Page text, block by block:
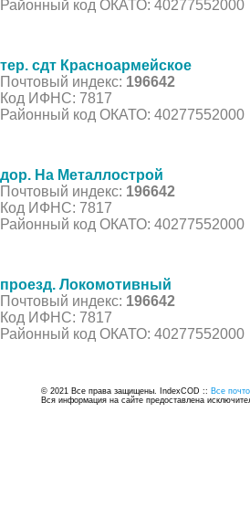
Районный код ОКАТО: 40277552000
тер. сдт Красноармейское
Почтовый индекс: 196642
Код ИФНС: 7817
Районный код ОКАТО: 40277552000
дор. На Металлострой
Почтовый индекс: 196642
Код ИФНС: 7817
Районный код ОКАТО: 40277552000
проезд. Локомотивный
Почтовый индекс: 196642
Код ИФНС: 7817
Районный код ОКАТО: 40277552000
© 2021 Все права защищены. IndexCOD :: Все
Вся информация на сайте предоставлена